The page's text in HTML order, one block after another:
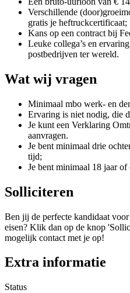
Verschillende
gratis je heftruckcertificaat;
Kans op een contract bij
Leuke collega’s en
postbedrijven ter wereld.
Wat wij vragen
Minimaal mbo werk- en
Ervaring is niet nodig, die
Je kunt een Verklaring
aanvragen.
Je bent minimaal drie
tijd;
Je bent minimaal 18 jaar of
Solliciteren
Ben jij de perfecte kandidaat
eisen? Klik dan op de knop
mogelijk contact met je op!
Extra informatie
Status